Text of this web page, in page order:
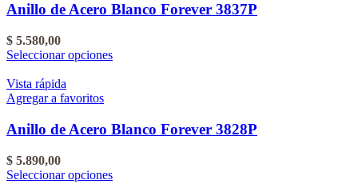
Anillo de Acero Blanco Forever 3837P
$ 5.580,00
Seleccionar opcionesEste
Las
opciones
elegir
Vista rápida
Agregar a favoritos
Anillo de Acero Blanco Forever 3828P
$ 5.890,00
Seleccionar opcionesEste